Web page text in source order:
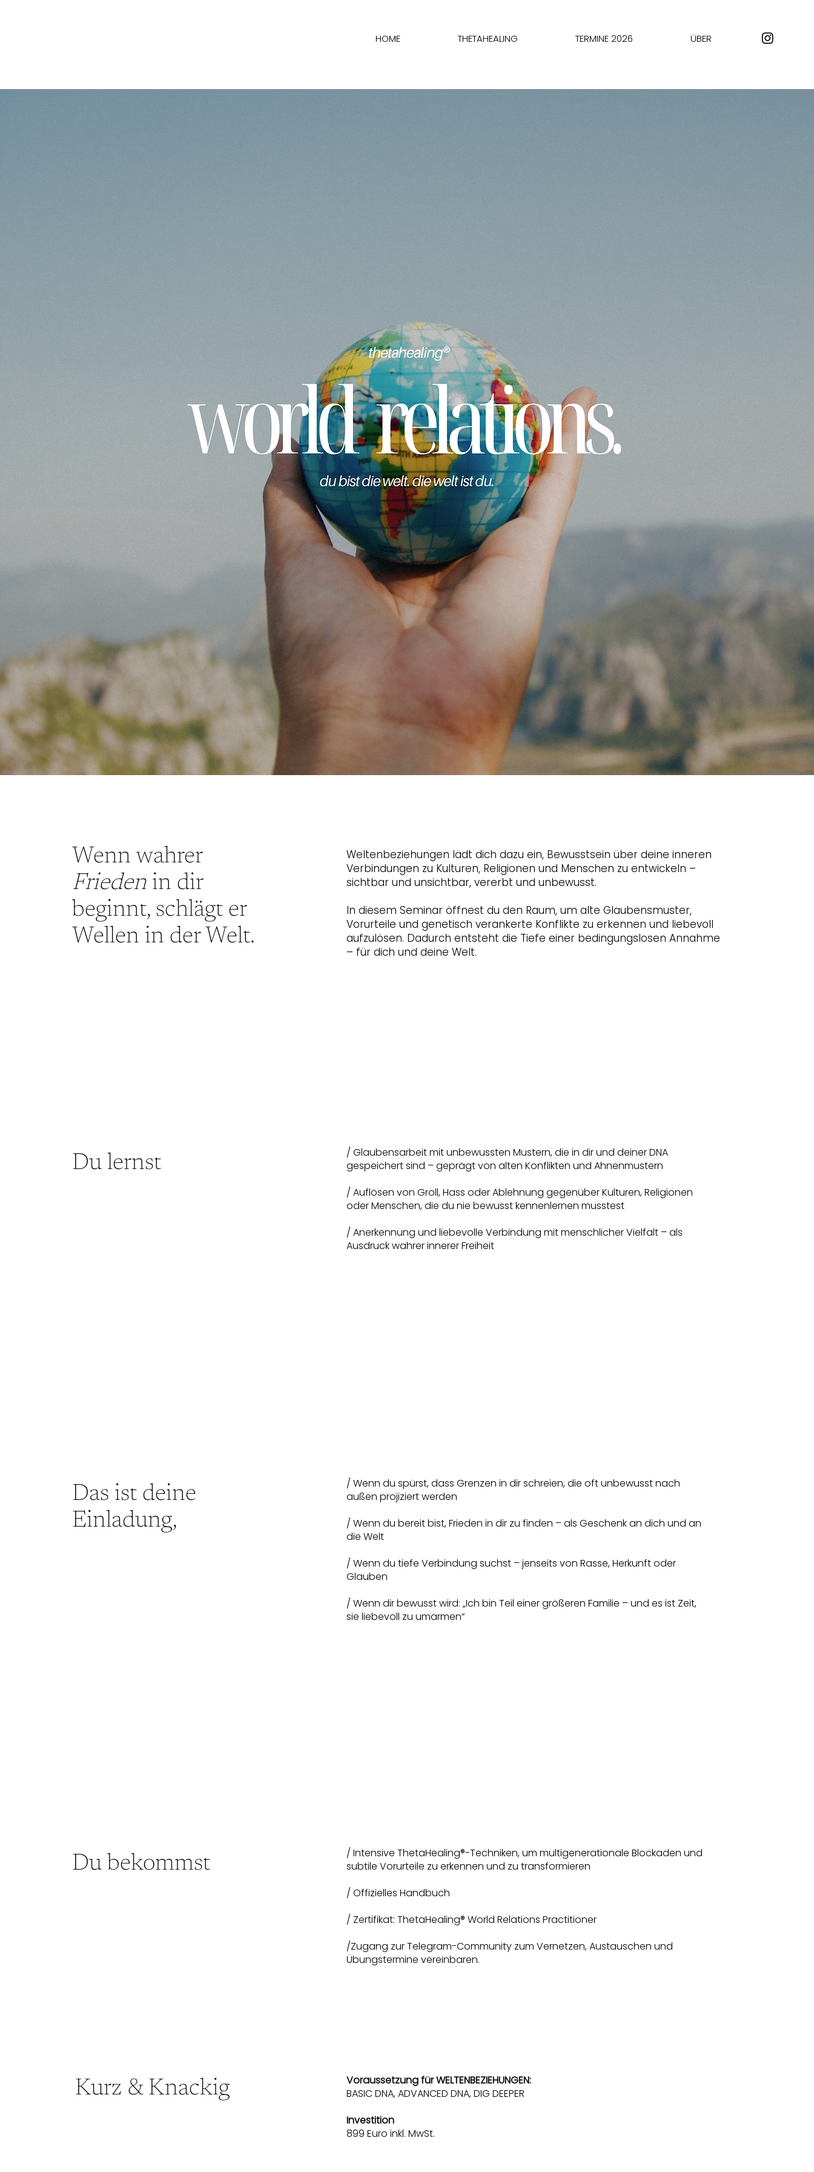
HOME THETAHEALING TERMINE 2026 ÜBER
Wenn wahrer
Frieden in dir
beginnt, schlägt er
Wellen in der Welt.
Weltenbeziehungen lädt dich dazu ein, Bewusstsein über deine inneren
Verbindungen zu Kulturen, Religionen und Menschen zu entwickeln –
sichtbar und unsichtbar, vererbt und unbewusst.
In diesem Seminar öffnest du den Raum, um alte Glaubensmuster,
Vorurteile und genetisch verankerte Konflikte zu erkennen und liebevoll
aufzulösen. Dadurch entsteht die Tiefe einer bedingungslosen Annahme
– für dich und deine Welt.
Du lernst
/ Glaubensarbeit mit unbewussten Mustern, die in dir und deiner DNA
gespeichert sind – geprägt von alten Konflikten und Ahnenmustern
/ Auflösen von Groll, Hass oder Ablehnung gegenüber Kulturen, Religionen
oder Menschen, die du nie bewusst kennenlernen musstest
/ Anerkennung und liebevolle Verbindung mit menschlicher Vielfalt – als
Ausdruck wahrer innerer Freiheit
Das ist deine
Einladung,
/ Wenn du spürst, dass Grenzen in dir schreien, die oft unbewusst nach
außen projiziert werden
/ Wenn du bereit bist, Frieden in dir zu finden – als Geschenk an dich und an
die Welt
/ Wenn du tiefe Verbindung suchst – jenseits von Rasse, Herkunft oder
Glauben
/ Wenn dir bewusst wird: „Ich bin Teil einer größeren Familie – und es ist Zeit,
sie liebevoll zu umarmen“
Du bekommst
/ Intensive ThetaHealing®-Techniken, um multigenerationale Blockaden und
subtile Vorurteile zu erkennen und zu transformieren
/ Offizielles Handbuch
/ Zertifikat: ThetaHealing® World Relations Practitioner
/Zugang zur Telegram-Community zum Vernetzen, Austauschen und
Übungstermine vereinbaren.
Kurz & Knackig
Voraussetzung für WELTENBEZIEHUNGEN:
BASIC DNA, ADVANCED DNA, DIG DEEPER
Investition
899 Euro inkl. MwSt.